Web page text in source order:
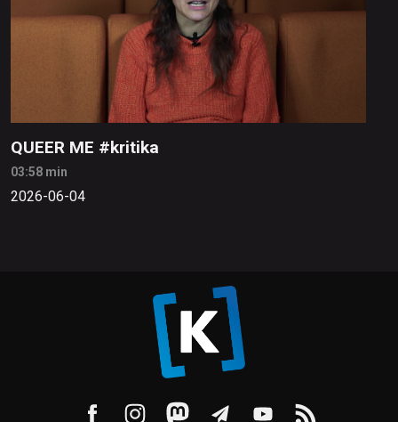
QUEER ME #kritika
03:58 min
2026-06-04